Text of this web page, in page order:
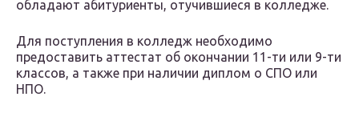
обладают абитуриенты, отучившиеся в колледже.
Для поступления в колледж необходимо
предоставить аттестат об окончании 11-ти или 9-ти
классов, а также при наличии диплом о СПО или
НПО.